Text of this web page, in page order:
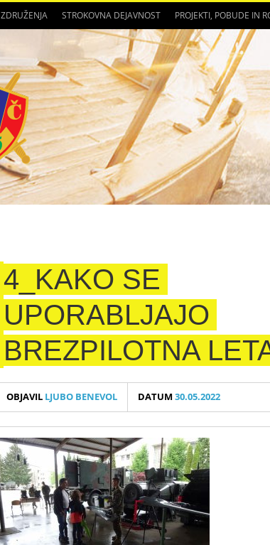
ZDRUŽENJA STROKOVNA DEJAVNOST PROJEKTI, POBUDE IN
4_KAKO SE
UPORABLJAJO
BREZPILOTNA
OBJAVIL LJUBO BENEVOL DATUM30.05.2022